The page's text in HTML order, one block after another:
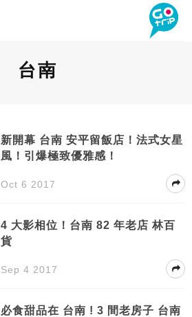
台南
新開幕 台南 安平留飯店！法式女星
風！引爆極致優雅感！
Oct 6 2017
4 大影相位！台南 82 年老店 林百
貨
Sep 4 2017
必食甜品在 台南 ! 3 間老房子 台南